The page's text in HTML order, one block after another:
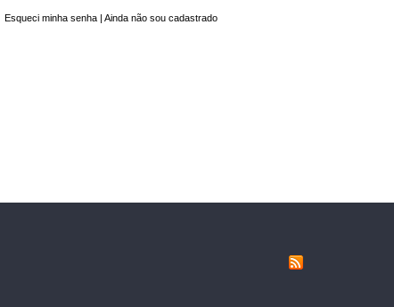
Esqueci minha senha | Ainda não sou cadastrado